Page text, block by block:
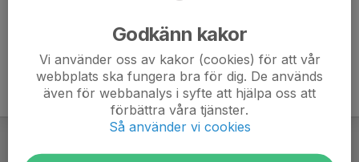
Godkänn kakor
Vi använder oss av kakor (cookies) för att vår
webbplats ska fungera bra för dig. De används
även för webbanalys i syfte att hjälpa oss att
förbättra våra tjänster.
Så använder vi cookies